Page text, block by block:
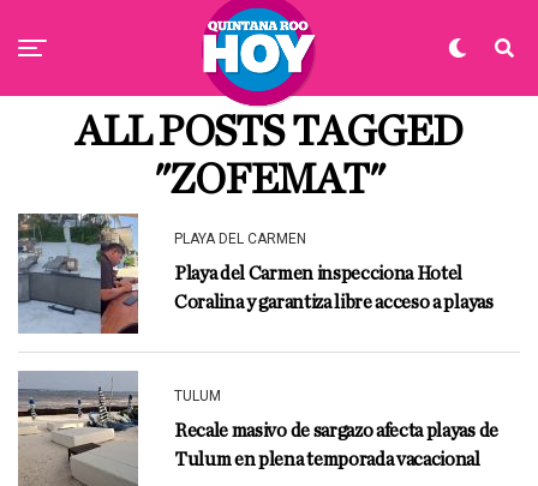
ALL POSTS TAGGED
"ZOFEMAT"
PLAYA DEL CARMEN
Playa del Carmen inspecciona Hotel
Coralina y garantiza libre acceso a playas
TULUM
Recale masivo de sargazo afecta playas de
Tulum en plena temporada vacacional